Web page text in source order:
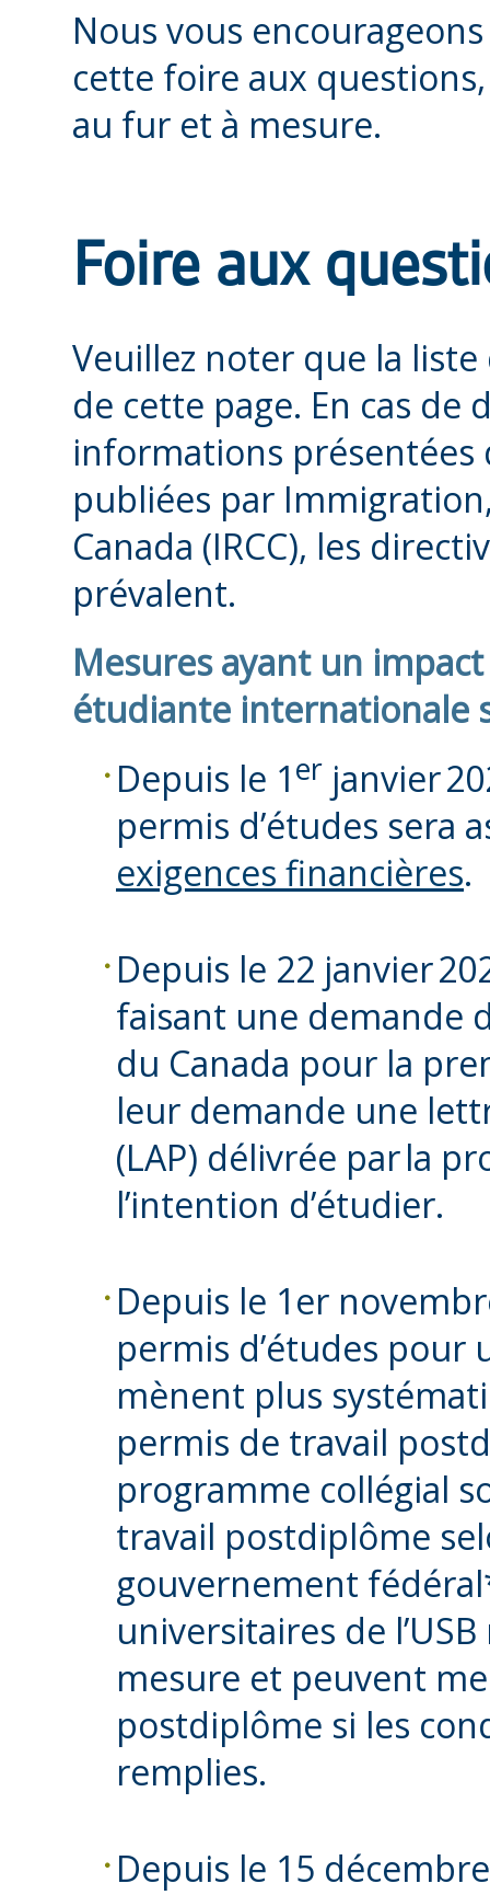
Nous vous
cette foire aux
au fur et à mesure.
Foire aux
Veuillez noter que la
de cette page. En cas de
informations présentées
publiées par
Canada (IRCC), les
prévalent.
Mesures ayant un
étudiante internationale
Depuis le 1er janvier
permis d’études sera
exigences financières.
Depuis le 22 janvier
faisant une demande
du Canada pour la
leur demande une
(LAP) délivrée par la
l’intention d’étudier.
Depuis le 1er
permis d’études
mènent plus
permis de travail
programme collégial
travail postdiplôme
gouvernement
universitaires de
mesure et peuvent
postdiplôme si les
remplies.
Depuis le 15